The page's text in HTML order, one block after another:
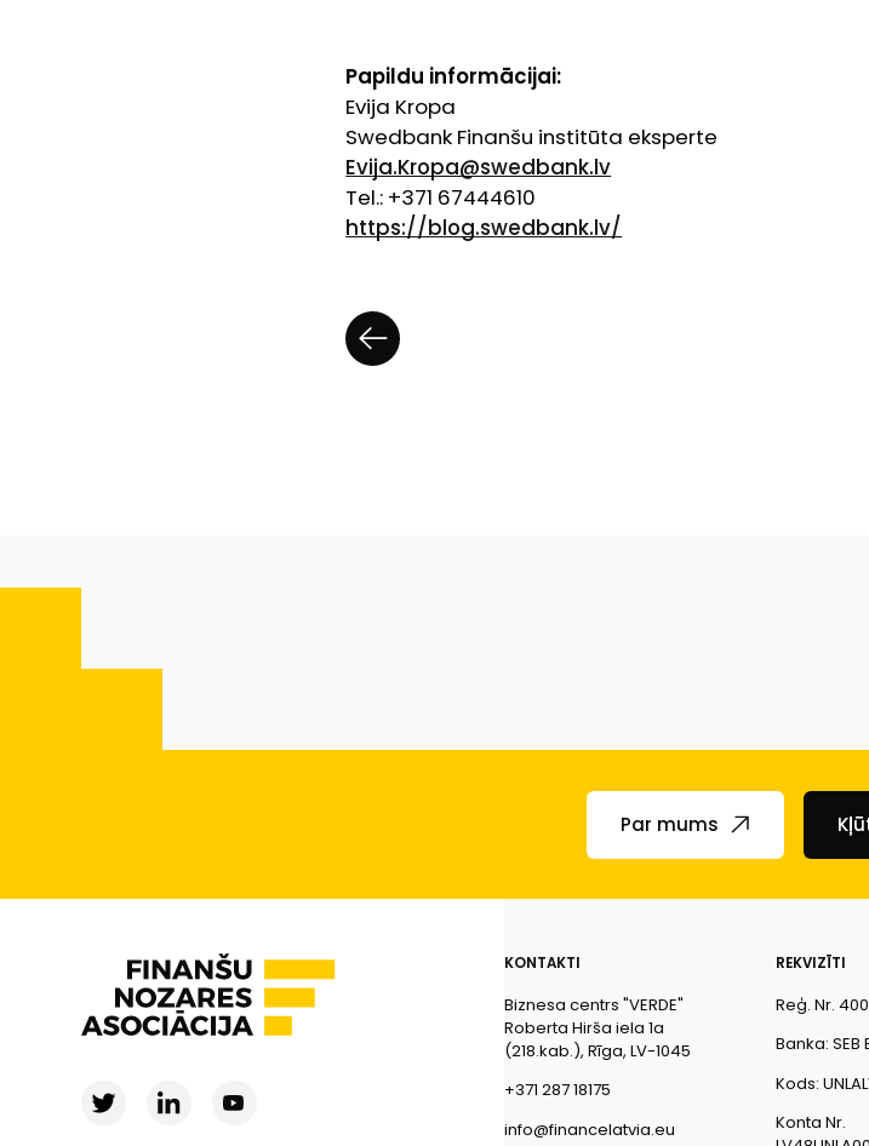
Papildu informācijai:
Evija Kropa
Swedbank Finanšu institūta eksperte
Evija.Kropa@swedbank.lv
Tel.: +371 67444610
https://blog.swedbank.lv/
Par mums
KONTAKTI
Biznesa centrs "VERDE"
Roberta Hirša iela 1a
(218.kab.), Rīga, LV-1045
+371 287 18175
info@financelatvia.eu
REKVIZĪTI
Reģ. Nr.
Banka: SEB
Kods:
Konta Nr.